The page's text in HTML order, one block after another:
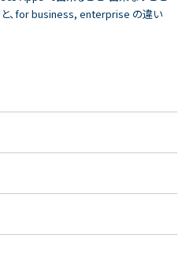
と、for business, enterprise の違い